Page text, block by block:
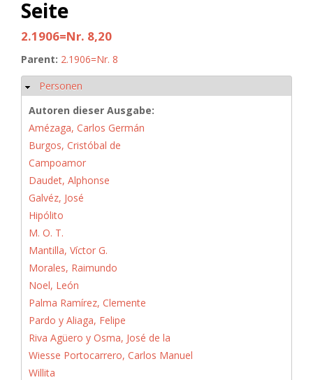
Seite
2.1906=Nr. 8,20
Parent: 2.1906=Nr. 8
Hide
Personen
Autoren dieser Ausgabe:
Amézaga, Carlos Germán
Burgos, Cristóbal de
Campoamor
Daudet, Alphonse
Galvéz, José
Hipólito
M. O. T.
Mantilla, Víctor G.
Morales, Raimundo
Noel, León
Palma Ramírez, Clemente
Pardo y Aliaga, Felipe
Riva Agüero y Osma, José de la
Wiesse Portocarrero, Carlos Manuel
Willita